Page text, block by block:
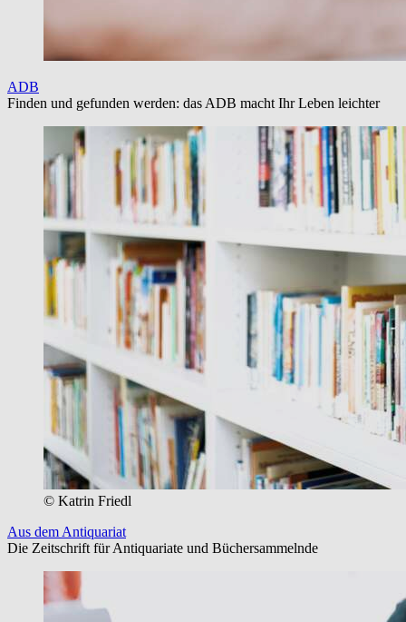
ADB
Finden und gefunden werden: das ADB macht Ihr Leben leichter
© Katrin Friedl
Aus dem Antiquariat
Die Zeitschrift für Antiquariate und Büchersammelnde